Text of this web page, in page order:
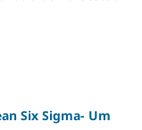
Six Sigma- Um